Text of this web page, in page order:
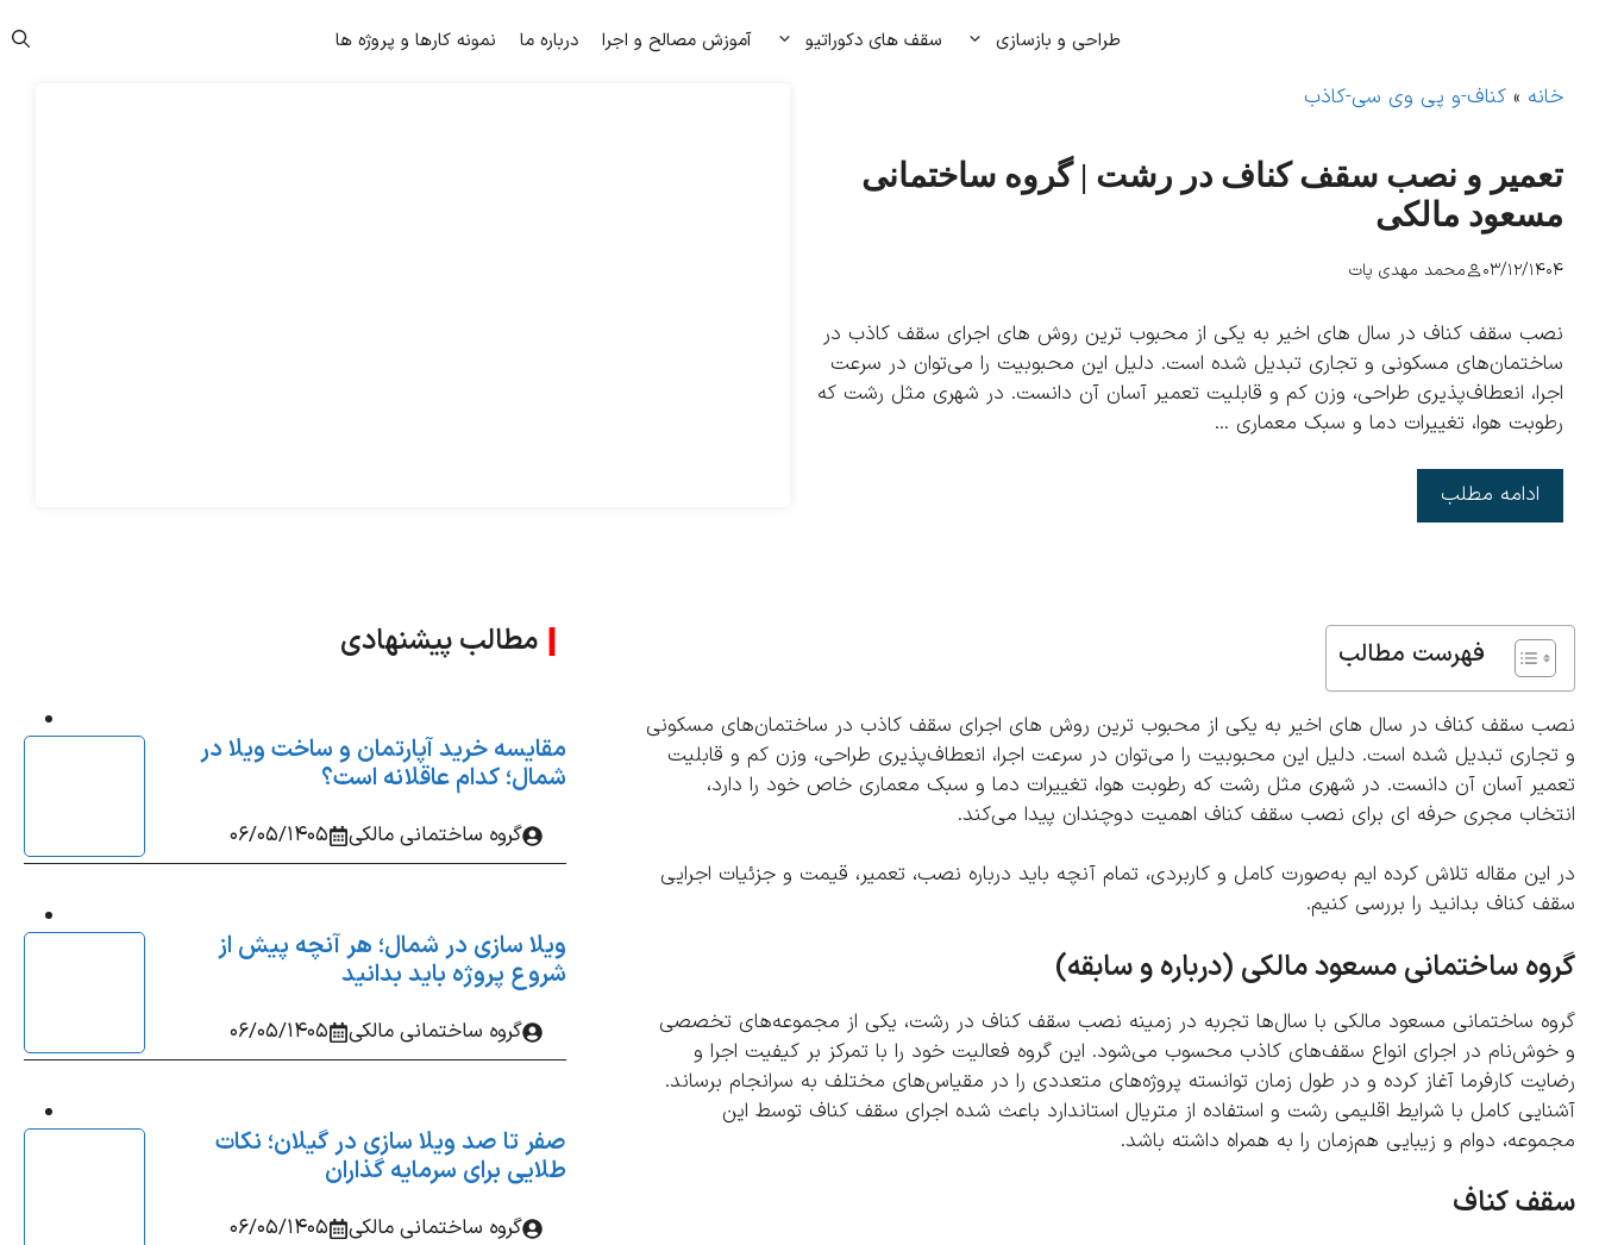
طراحی و بازسازی سقف های دکوراتیو آموزش مصالح و اجرا درباره ما نمونه کارها و پروژه ها
خانه » کناف-و پی وی سی-کاذب
تعمیر و نصب سقف کناف در رشت | گروه ساختمانی
مسعود مالکی
03/12/1404 محمد مهدی پات
نصب سقف کناف در سال‌ های اخیر به یکی از محبوب‌ ترین روش‌ های اجرای سقف کاذب در
ساختمان‌های مسکونی و تجاری تبدیل شده است. دلیل این محبوبیت را می‌توان در سرعت
اجرا، انعطاف‌پذیری طراحی، وزن کم و قابلیت تعمیر آسان آن دانست. در شهری مثل رشت که
رطوبت هوا، تغییرات دما و سبک معماری ...
ادامه مطلب
فهرست مطالب
نصب سقف کناف در سال‌ های اخیر به یکی از محبوب‌ ترین روش‌ های اجرای سقف کاذب در ساختمان‌های مسکونی
و تجاری تبدیل شده است. دلیل این محبوبیت را می‌توان در سرعت اجرا، انعطاف‌پذیری طراحی، وزن کم و قابلیت
تعمیر آسان آن دانست. در شهری مثل رشت که رطوبت هوا، تغییرات دما و سبک معماری خاص خود را دارد،
انتخاب مجری حرفه‌ ای برای نصب سقف کناف اهمیت دوچندان پیدا می‌کند.
در این مقاله تلاش کرده‌ ایم به‌صورت کامل و کاربردی، تمام آنچه باید درباره نصب، تعمیر، قیمت و جزئیات اجرایی
سقف کناف بدانید را بررسی کنیم.
گروه ساختمانی مسعود مالکی (درباره و سابقه)
گروه ساختمانی مسعود مالکی با سال‌ها تجربه در زمینه نصب سقف کناف در رشت، یکی از مجموعه‌های تخصصی
و خوش‌نام در اجرای انواع سقف‌های کاذب محسوب می‌شود. این گروه فعالیت خود را با تمرکز بر کیفیت اجرا و
رضایت کارفرما آغاز کرده و در طول زمان توانسته پروژه‌های متعددی را در مقیاس‌های مختلف به سرانجام برساند.
آشنایی کامل با شرایط اقلیمی رشت و استفاده از متریال استاندارد باعث شده اجرای سقف کناف توسط این
مجموعه، دوام و زیبایی هم‌زمان را به همراه داشته باشد.
سقف کناف
مطالب پیشنهادی
مقایسه خرید آپارتمان و ساخت ویلا در
شمال؛ کدام عاقلانه‌ است؟
06/05/1405 گروه ساختمانی مالکی
ویلا سازی در شمال؛ هر آنچه پیش از
شروع پروژه باید بدانید
06/05/1405 گروه ساختمانی مالکی
صفر تا صد ویلا سازی در گیلان؛ نکات
طلایی برای سرمایه‌ گذاران
06/05/1405 گروه ساختمانی مالکی